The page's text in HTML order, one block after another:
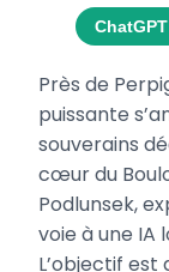
ChatGPT
Près de
puissante
souverains
cœur du
Podlunsek,
voie à une IA
L’objectif